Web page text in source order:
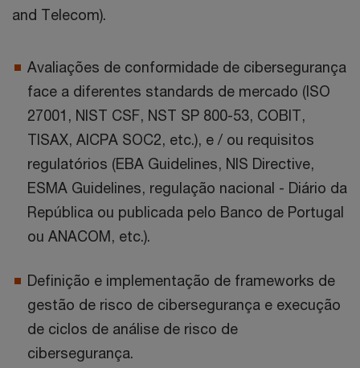
and Telecom).
Avaliações de conformidade de cibersegurança
face a diferentes standards de mercado (ISO
27001, NIST CSF, NST SP 800-53, COBIT,
TISAX, AICPA SOC2, etc.), e / ou requisitos
regulatórios (EBA Guidelines, NIS Directive,
ESMA Guidelines, regulação nacional - Diário da
República ou publicada pelo Banco de Portugal
ou ANACOM, etc.).
Definição e implementação de frameworks de
gestão de risco de cibersegurança e execução
de ciclos de análise de risco de
cibersegurança.